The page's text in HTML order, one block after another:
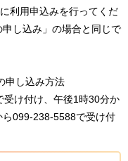
利用申込みを行ってくだ
し込み」の場合と同じで
申し込み方法
け付け、午後1時30分か
ら099-238-5588で受け付